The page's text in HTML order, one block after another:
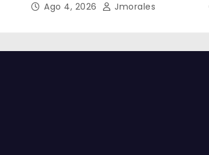
integridad empresarial en
Ago 4, 2026 Jmorales